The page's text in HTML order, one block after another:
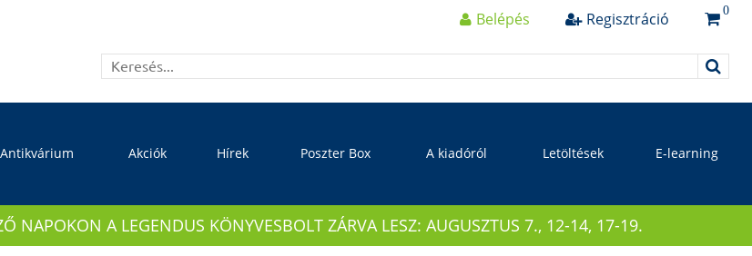
Belépés Regisztráció 0
Antikvárium Akciók Hírek Poszter Box A kiadóról Letöltések E-learning
NAPOKON A LEGENDUS KÖNYVESBOLT ZÁRVA LESZ: AUGUSZTUS 7., 12-14, 17-19.